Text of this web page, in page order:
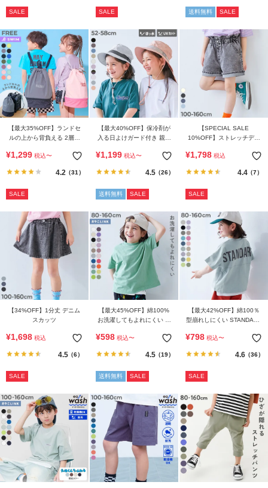
SALE SALE 送料無料 SALE
【最大35%OFF】ランドセ
ルの上から背負える 2層式
¥1,299 税込〜
4.2（31）
SALE
【最大40%OFF】保冷剤が
入る日よけガード付き 親子
ェスハット(水陸両用)
¥1,199 税込〜
4.5（26）
送料無料 SALE
【SPECIAL SALE
10%OFF】ストレッチデニ
ートパンツ
¥1,798 税込
4.4（7）
SALE
【34%OFF】1分丈 デニム
スカッツ
¥1,698 税込
4.5（6）
SALE
【最大45%OFF】綿100%
お洗濯してもよれにくい ビ
ツ
¥598 税込〜
4.5（19）
送料無料 SALE
【最大42%OFF】綿100％
型崩れしにくい STANDARD
シャツ
¥798 税込〜
4.6（36）
SALE